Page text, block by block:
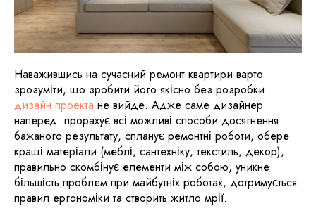
Наважившись на сучасний ремонт квартири варто
зрозуміти, що зробити його якісно без розробки
дизайн проекта не вийде. Адже саме дизайнер
наперед: прорахує всі можливі способи досягнення
бажаного результату, спланує ремонтні роботи, обере
кращі матеріали (меблі, сантехніку, текстиль, декор),
правильно скомбінує елементи між собою, уникне
більшість проблем при майбутніх роботах, дотримується
правил ергономіки та створить житло мрії.